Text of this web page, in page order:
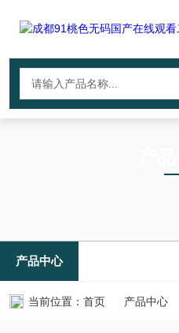
产品中心
当前位置： 首页 产品中心